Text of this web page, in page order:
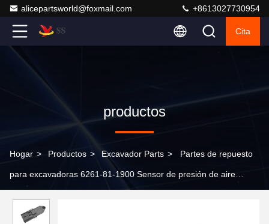
alicepartsworld@foxmail.com +8613027730954
Cita
productos
Hogar > Productos > Excavador Parts > Partes de repuesto
para excavadoras 6261-81-1900 Sensor de presión de aire
PC300LC-8 PC350LC-8 PC390LC-10 Partes de repuesto